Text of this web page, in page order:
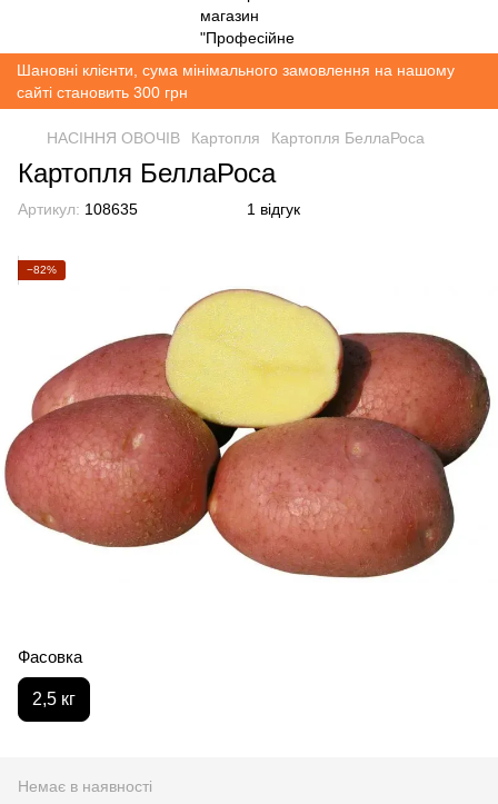
Шановні клієнти, сума мінімального замовлення на нашому
сайті становить 300 грн
НАСІННЯ ОВОЧІВ Картопля Картопля БеллаРоса
Картопля БеллаРоса
Артикул: 108635 1 відгук
−82%
Фасовка
2,5 кг
Немає в наявності